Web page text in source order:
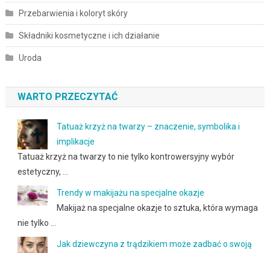
Przebarwienia i koloryt skóry
Składniki kosmetyczne i ich działanie
Uroda
WARTO PRZECZYTAĆ
Tatuaż krzyż na twarzy – znaczenie, symbolika i
implikacje
Tatuaż krzyż na twarzy to nie tylko kontrowersyjny wybór
estetyczny, …
Trendy w makijażu na specjalne okazje
Makijaż na specjalne okazje to sztuka, która wymaga
nie tylko …
Jak dziewczyna z trądzikiem może zadbać o swoją